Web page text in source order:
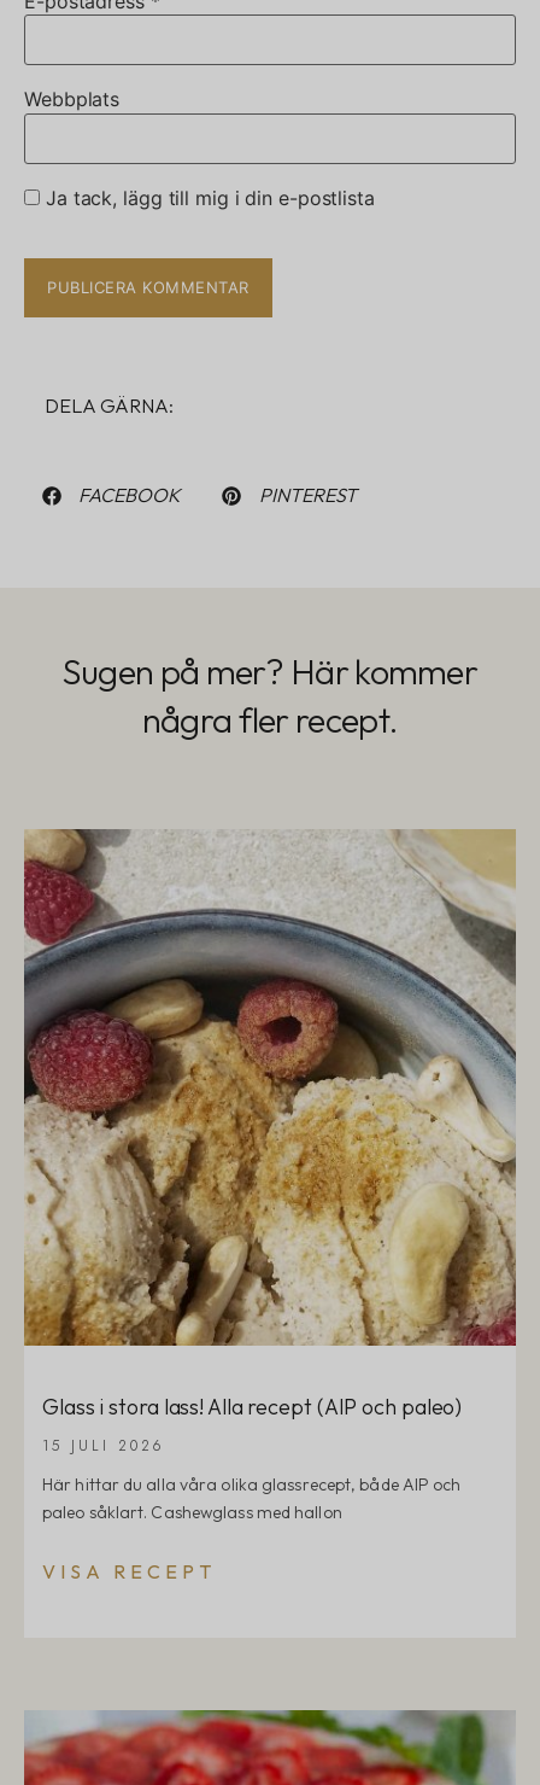
Webbplats
Ja tack, lägg till mig i din e-postlista
DELA GÄRNA:
FACEBOOK PINTEREST
Sugen på mer? Här kommer
några fler recept.
Glass i stora lass! Alla recept (AIP och paleo)
15 JULI 2026
Här hittar du alla våra olika glassrecept, både AIP och
paleo såklart. Cashewglass med hallon
VISA RECEPT